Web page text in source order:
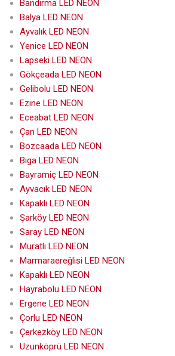
Bandırma LED NEON
Balya LED NEON
Ayvalık LED NEON
Yenice LED NEON
Lapseki LED NEON
Gökçeada LED NEON
Gelibolu LED NEON
Ezine LED NEON
Eceabat LED NEON
Çan LED NEON
Bozcaada LED NEON
Biga LED NEON
Bayramiç LED NEON
Ayvacık LED NEON
Kapaklı LED NEON
Şarköy LED NEON
Saray LED NEON
Muratlı LED NEON
Marmaraereğlisi LED NEON
Kapaklı LED NEON
Hayrabolu LED NEON
Ergene LED NEON
Çorlu LED NEON
Çerkezköy LED NEON
Uzunköprü LED NEON